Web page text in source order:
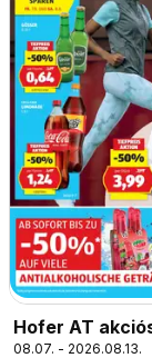
Hofer AT
08.07. - 2026.08.13.